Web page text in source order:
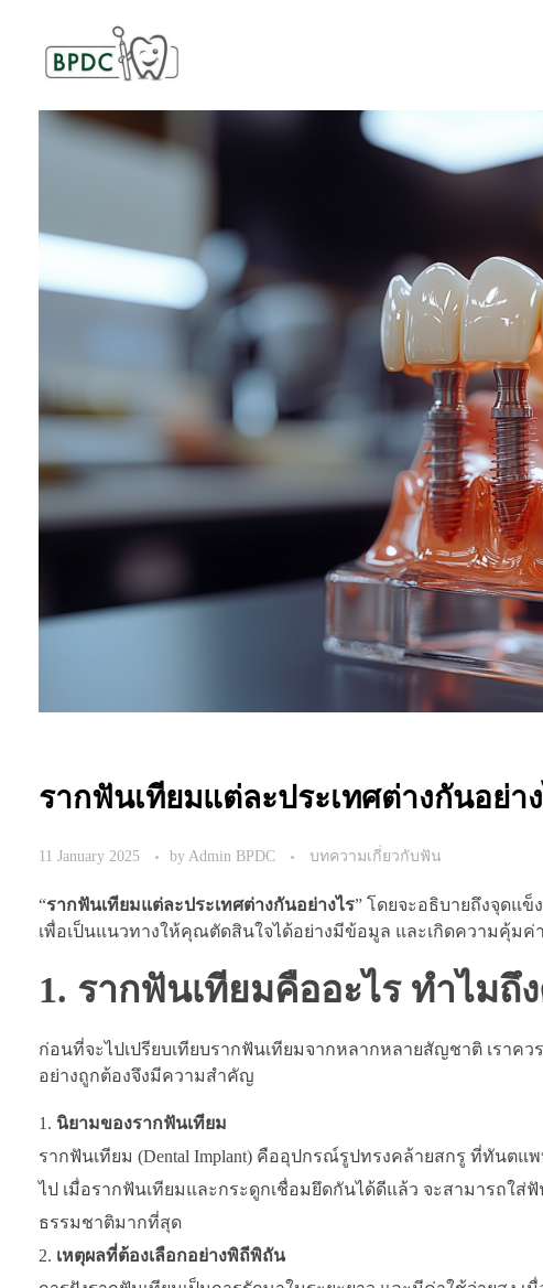
BPDC
แค่เว็บเวิร์ดเพรสเว็บหนึ่ง
รากฟันเทียมแต่ละประเทศต่างกันอย่า
11 January 2025 by Admin BPDC บทความเกี่ยวกับฟัน
“รากฟันเทียมแต่ละประเทศต่างกันอย่างไร” โดยจะอธิบายถึงจุดแ
เพื่อเป็นแนวทางให้คุณตัดสินใจได้อย่างมีข้อมูล และเกิดความคุ้ม
1. รากฟันเทียมคืออะไร ทำไมถึ
ก่อนที่จะไปเปรียบเทียบรากฟันเทียมจากหลากหลายสัญชาติ เราคว
อย่างถูกต้องจึงมีความสำคัญ
นิยามของรากฟันเทียม
รากฟันเทียม (Dental Implant) คืออุปกรณ์รูปทรงคล้ายสกรู ที่ทันต
ไป เมื่อรากฟันเทียมและกระดูกเชื่อมยึดกันได้ดีแล้ว จะสามารถใ
ธรรมชาติมากที่สุด
เหตุผลที่ต้องเลือกอย่างพิถีพิถัน